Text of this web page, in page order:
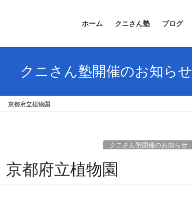
ホーム クニさん塾 ブログ
クニさん塾開催のお知らせ
京都府立植物園
クニさん塾開催のお知らせ
都府立植物園